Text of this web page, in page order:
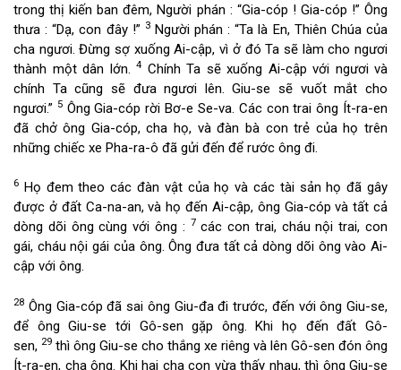
trong thị kiến ban đêm, Người phán : “Gia-cóp ! Gia-cóp !” Ông
thưa : “Dạ, con đây !” 3Người phán : “Ta là En, Thiên Chúa của
cha ngươi. Đừng sợ xuống Ai-cập, vì ở đó Ta sẽ làm cho ngươi
thành một dân lớn. 4 Chính Ta sẽ xuống Ai-cập với ngươi và
chính Ta cũng sẽ đưa ngươi lên. Giu-se sẽ vuốt mắt cho
ngươi.” 5Ông Gia-cóp rời Bơ-e Se-va. Các con trai ông Ít-ra-en
đã chở ông Gia-cóp, cha họ, và đàn bà con trẻ của họ trên
những chiếc xe Pha-ra-ô đã gửi đến để rước ông đi.
6 Họ đem theo các đàn vật của họ và các tài sản họ đã gây
được ở đất Ca-na-an, và họ đến Ai-cập, ông Gia-cóp và tất cả
dòng dõi ông cùng với ông : 7các con trai, cháu nội trai, con
gái, cháu nội gái của ông. Ông đưa tất cả dòng dõi ông vào Ai-
cập với ông.
28 Ông Gia-cóp đã sai ông Giu-đa đi trước, đến với ông Giu-se,
để ông Giu-se tới Gô-sen gặp ông. Khi họ đến đất Gô-
sen, 29 thì ông Giu-se cho thắng xe riêng và lên Gô-sen đón ông
Ít-ra-en, cha ông. Khi hai cha con vừa thấy nhau, thì ông Giu-se